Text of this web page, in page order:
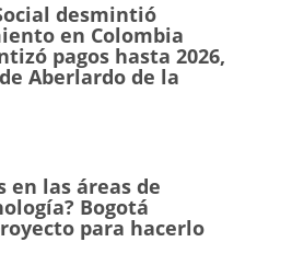
desmintió
en Colombia
pagos hasta 2026,
Aberlardo de la
en las áreas de
Bogotá
para hacerlo